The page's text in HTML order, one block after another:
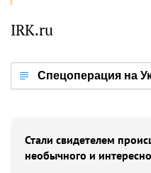
IRK.ru
Спецоперация на
Стали свидетелем
необычного и